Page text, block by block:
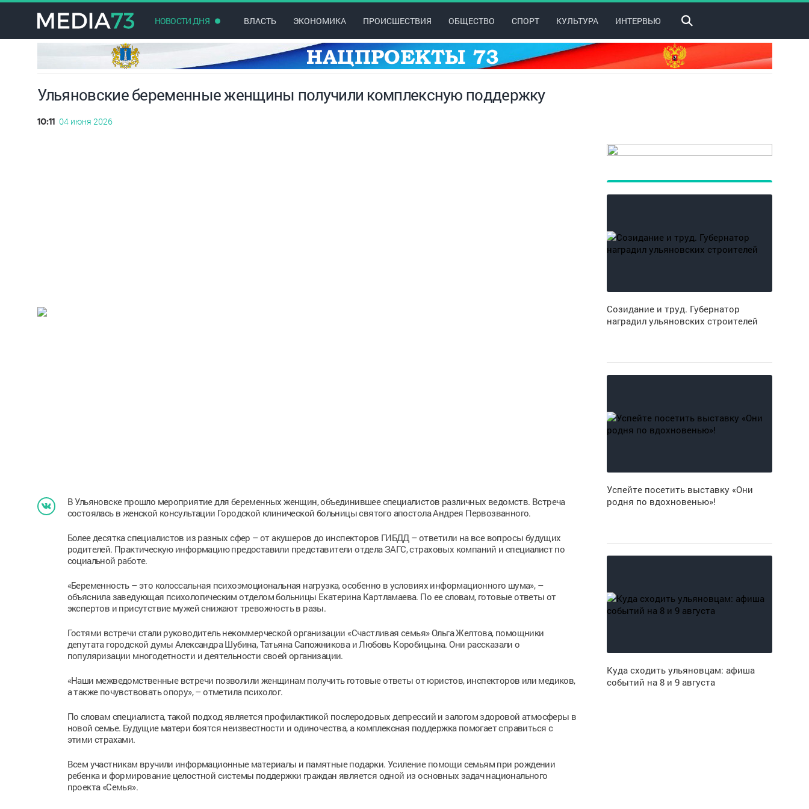
НОВОСТИ ДНЯ ВЛАСТЬ ЭКОНОМИКА ПРОИСШЕСТВИЯ ОБЩЕСТВО СПОРТ КУЛЬТУРА ИНТЕРВЬЮ
Ульяновские беременные женщины получили комплексную поддержку
10:11 04 июня 2026
В Ульяновске прошло мероприятие для беременных женщин, объединившее специалистов различных ведомств. Встреча
состоялась в женской консультации Городской клинической больницы святого апостола Андрея Первозванного.
Более десятка специалистов из разных сфер – от акушеров до инспекторов ГИБДД – ответили на все вопросы будущих
родителей. Практическую информацию предоставили представители отдела ЗАГС, страховых компаний и специалист по
социальной работе.
«Беременность – это колоссальная психоэмоциональная нагрузка, особенно в условиях информационного шума», –
объяснила заведующая психологическим отделом больницы Екатерина Картламаева. По ее словам, готовые ответы от
экспертов и присутствие мужей снижают тревожность в разы.
Гостями встречи стали руководитель некоммерческой организации «Счастливая семья» Ольга Желтова, помощники
депутата городской думы Александра Шубина, Татьяна Сапожникова и Любовь Коробицына. Они рассказали о
популяризации многодетности и деятельности своей организации.
«Наши межведомственные встречи позволили женщинам получить готовые ответы от юристов, инспекторов или медиков,
а также почувствовать опору», – отметила психолог.
По словам специалиста, такой подход является профилактикой послеродовых депрессий и залогом здоровой атмосферы в
новой семье. Будущие матери боятся неизвестности и одиночества, а комплексная поддержка помогает справиться с
этими страхами.
Всем участникам вручили информационные материалы и памятные подарки. Усиление помощи семьям при рождении
ребенка и формирование целостной системы поддержки граждан является одной из основных задач национального
проекта «Семья».
Созидание и труд. Губернатор
наградил ульяновских строителей
Успейте посетить выставку «Они
родня по вдохновенью»!
Куда сходить ульяновцам: афиша
событий на 8 и 9 августа